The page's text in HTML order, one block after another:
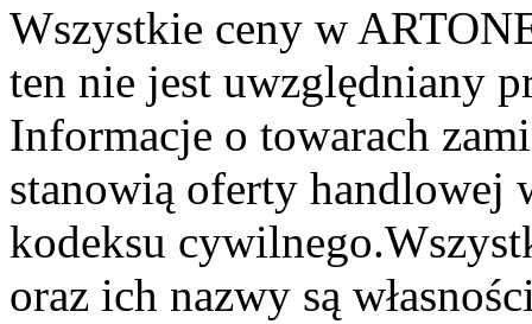
Wszystkie ceny w
ten nie jest uwzględniany
Informacje o towarach
stanowią oferty
kodeksu
oraz ich nazwy są